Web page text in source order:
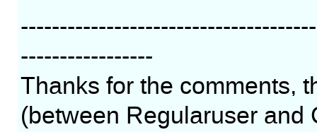
-----------------
Thanks for the comments,
(between Regularuser and